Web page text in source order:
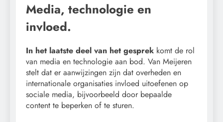
Media, technologie en
invloed.
In het laatste deel van het gesprek komt de rol
van media en technologie aan bod. Van Meijeren
stelt dat er aanwijzingen zijn dat overheden en
internationale organisaties invloed uitoefenen op
sociale media, bijvoorbeeld door bepaalde
content te beperken of te sturen.